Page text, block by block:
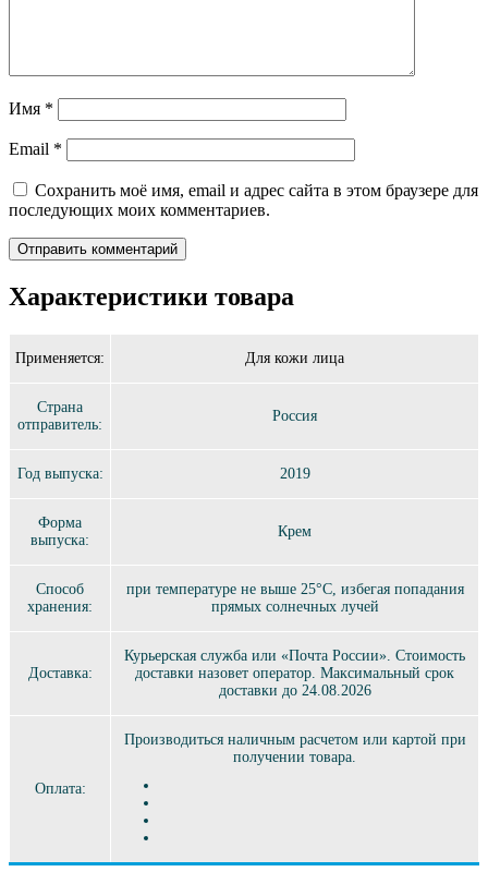
Имя *
Email *
Сохранить моё имя, email и адрес сайта в этом браузере для
последующих моих комментариев.
Характеристики товара
Применяется: Для кожи лица
Страна
отправитель:
Россия
Год выпуска: 2019
Форма
выпуска:
Крем
Способ
хранения:
при температуре не выше 25°C, избегая попадания
прямых солнечных лучей
Доставка:
Курьерская служба или «Почта России». Стоимость
доставки назовет оператор. Максимальный срок
доставки до 24.08.2026
Оплата:
Производиться наличным расчетом или картой при
получении товара.